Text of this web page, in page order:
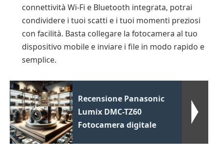
connettività Wi-Fi e Bluetooth integrata, potrai
condividere i tuoi scatti e i tuoi momenti preziosi
con facilità. Basta collegare la fotocamera al tuo
dispositivo mobile e inviare i file in modo rapido e
semplice.
Recensione Panasonic
Lumix DMC-TZ60
Fotocamera digitale